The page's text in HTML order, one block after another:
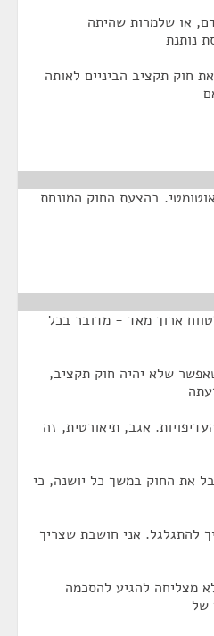
או שלמרות שהיתה
נותנת
חוק תקציב הביניים לאותה
בהצעת החוק המונחת
ארוך מאד - מדובר בכל
שלא יהיה חוק תקציב,
אגב, תיאורטית, זה
את החוק במשך כל יושנה, כי
להתגלגל. אני חושבת שצריך
מצליחה להגיע להסכמה
של